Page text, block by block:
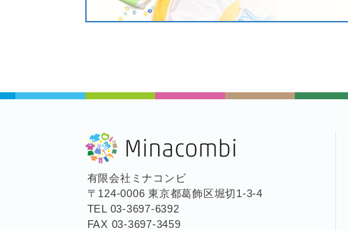
有限会社ミナコンビ
〒124-0006 東京都葛飾区堀切1-3-4
TEL 03-3697-6392
FAX 03-3697-3459